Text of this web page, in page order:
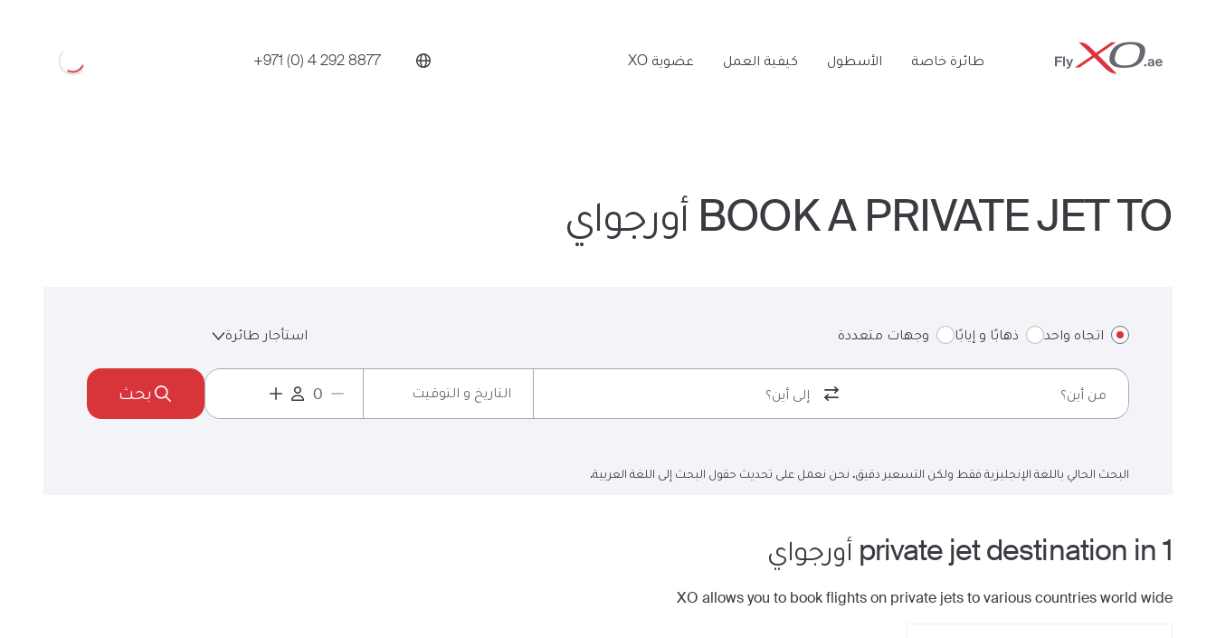
Private
Jet
طائرة خاصة الأسطول كيفية العمل عضوية XO +971 (0) 4 292 8877
Loading
BOOK A PRIVATE JET TO أورجواي
اتجاه واحد ذهابًا و إيابًا وجهات متعددة استأجار طائرة
التاريخ و التوقيت بحث
البحث الحالي باللغة الإنجليزية فقط ولكن التسعير دقيق. نحن نعمل على تحديث حقول البحث إلى اللغة العربية.
1
destination in أورجواي
XO allows you to book flights on private jets to various countries world wide